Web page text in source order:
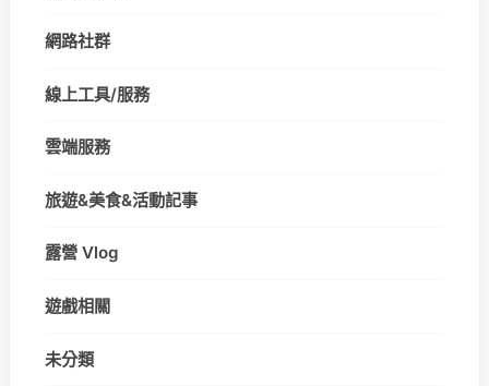
網路社群
線上工具/服務
雲端服務
旅遊&美食&活動記事
露營 Vlog
遊戲相關
未分類